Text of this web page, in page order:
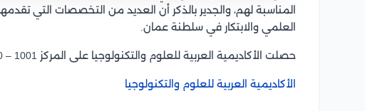
المناسبة لهم، والجدير بالذكر أن العديد من التخصصات التي
العلمي والابتكار في سلطنة عمان.
حصلت الأكاديمية العربية للعلوم والتكنولوجيا على المركز 1001 – 1200 عالميًا في تصنيف QS للجامعات.
الأكاديمية العربية للعلوم والتكنولوجيا